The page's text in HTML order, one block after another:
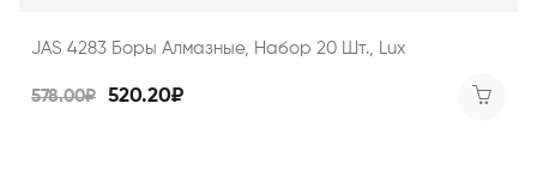
JAS 4283 Боры Алмазные, Набор 20 Шт., Lux
578.00₽ 520.20₽